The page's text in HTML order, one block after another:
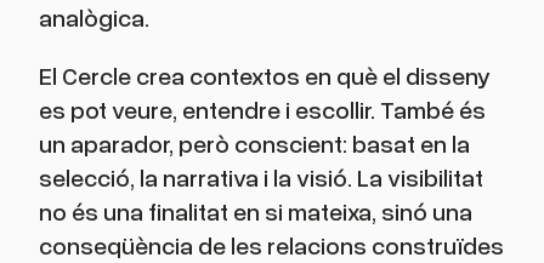
analògica.
El Cercle crea contextos en què el disseny
es pot veure, entendre i escollir. També és
un aparador, però conscient: basat en la
selecció, la narrativa i la visió. La visibilitat
no és una finalitat en si mateixa, sinó una
conseqüència de les relacions construïdes